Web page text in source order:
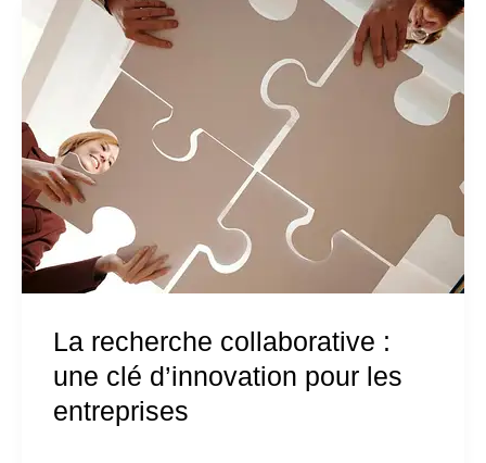
La recherche collaborative :
une clé d’innovation pour les
entreprises
La
recherche
collaborative :
clé
d’innovation
pour
les